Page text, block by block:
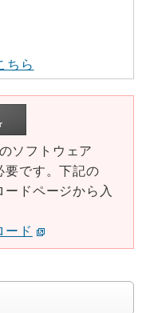
ちら
ソフトウェア
要です。下記の
ドページから入
ド